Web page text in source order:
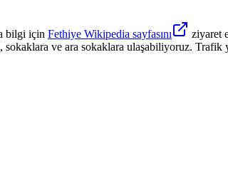
bilgi için Fethiye Wikipedia sayfasını ziyaret
sokaklara ve ara sokaklara ulaşabiliyoruz.